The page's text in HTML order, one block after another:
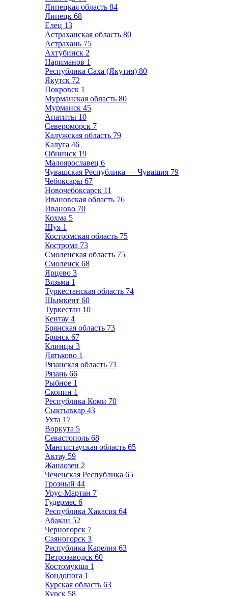
Липецкая область 84
Липецк 68
Елец 13
Астраханская область 80
Астрахань 75
Ахтубинск 2
Нариманов 1
Республика Саха (Якутия) 80
Якутск 72
Покровск 1
Мурманская область 80
Мурманск 45
Апатиты 10
Североморск 7
Калужская область 79
Калуга 46
Обнинск 19
Малоярославец 6
Чувашская Республика — Чувашия 79
Чебоксары 67
Новочебоксарск 11
Ивановская область 76
Иваново 70
Кохма 5
Шуя 1
Костромская область 75
Кострома 73
Смоленская область 75
Смоленск 68
Ярцево 3
Вязьма 1
Туркестанская область 74
Шымкент 60
Туркестан 10
Кентау 4
Брянская область 73
Брянск 67
Клинцы 3
Дятьково 1
Рязанская область 71
Рязань 66
Рыбное 1
Скопин 1
Республика Коми 70
Сыктывкар 43
Ухта 17
Воркута 5
Севастополь 68
Мангистауская область 65
Актау 59
Жанаозен 2
Чеченская Республика 65
Грозный 44
Урус-Мартан 7
Гудермес 6
Республика Хакасия 64
Абакан 52
Черногорск 7
Саяногорск 3
Республика Карелия 63
Петрозаводск 60
Костомукша 1
Кондопога 1
Курская область 63
Курск 58